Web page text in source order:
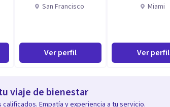
San Francisco
Ver perfil
Miami
Ver perfil
viaje de bienestar
Empatía y experiencia a tu servicio.